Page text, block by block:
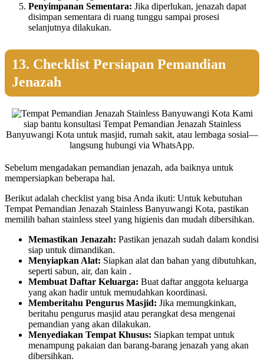
Penyimpanan Sementara: Jika diperlukan, jenazah dapat
disimpan sementara di ruang tunggu sampai prosesi
selanjutnya dilakukan.
13. Checklist Persiapan Pemandian
Jenazah
Kami
siap bantu konsultasi Tempat Pemandian Jenazah Stainless
Banyuwangi Kota untuk masjid, rumah sakit, atau lembaga sosial—
langsung hubungi via WhatsApp.
Sebelum mengadakan pemandian jenazah, ada baiknya untuk
mempersiapkan beberapa hal.
Berikut adalah checklist yang bisa Anda ikuti: Untuk kebutuhan
Tempat Pemandian Jenazah Stainless Banyuwangi Kota, pastikan
memilih bahan stainless steel yang higienis dan mudah dibersihkan.
Memastikan Jenazah: Pastikan jenazah sudah dalam kondisi
siap untuk dimandikan.
Menyiapkan Alat: Siapkan alat dan bahan yang dibutuhkan,
seperti sabun, air, dan kain .
Membuat Daftar Keluarga: Buat daftar anggota keluarga
yang akan hadir untuk memudahkan koordinasi.
Memberitahu Pengurus Masjid: Jika memungkinkan,
beritahu pengurus masjid atau perangkat desa mengenai
pemandian yang akan dilakukan.
Menyediakan Tempat Khusus: Siapkan tempat untuk
menampung pakaian dan barang-barang jenazah yang akan
dibersihkan.